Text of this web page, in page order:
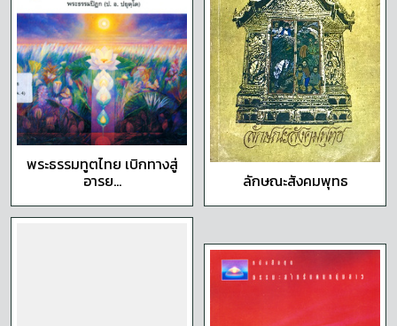
พระธรรมทูตไทย เบิกทางสู่
อารย... ลักษณะสังคมพุทธ